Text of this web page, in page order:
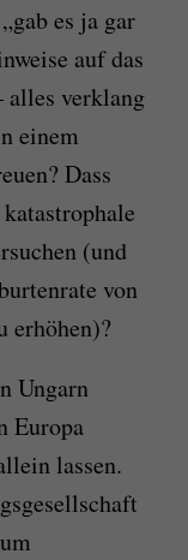
es ja gar
auf das
alles verklang
einem
Dass
(und
von
erhöhen)?
Ungarn
Europa
lassen.